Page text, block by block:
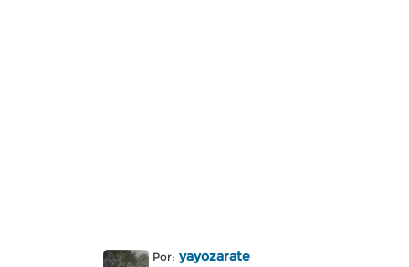
Por: yayozarate